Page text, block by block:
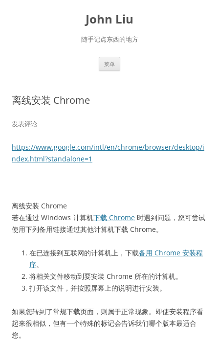
John Liu
随手记点东西的地方
菜单
离线安装 Chrome
发表评论
https://www.google.com/intl/en/chrome/browser/desktop/i
ndex.html?standalone=1
离线安装 Chrome
若在通过 Windows 计算机下载 Chrome 时遇到问题，您可尝试
使用下列备用链接通过其他计算机下载 Chrome。
在已连接到互联网的计算机上，下载备用 Chrome 安装程
序。
将相关文件移动到要安装 Chrome 所在的计算机。
打开该文件，并按照屏幕上的说明进行安装。
如果您转到了常规下载页面，则属于正常现象。即使安装程序看
起来很相似，但有一个特殊的标记会告诉我们哪个版本最适合
您。